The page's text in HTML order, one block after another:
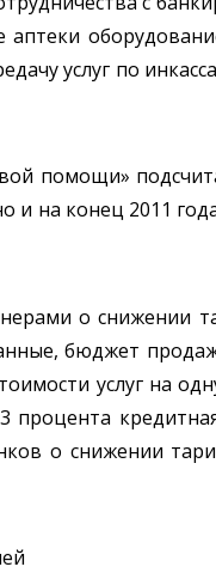
услуг по
помощи»
на конец 2011
о снижении
бюджет
услуг на
о снижении